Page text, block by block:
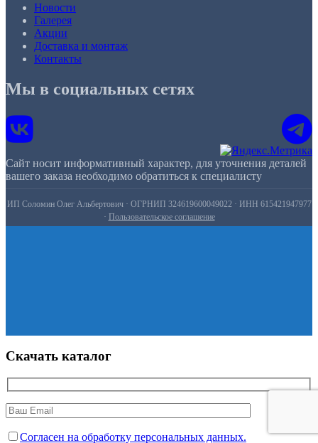
Новости
Галерея
Акции
Доставка и монтаж
Контакты
Мы в социальных сетях
Сайт носит информативный характер, для уточнения деталей
вашего заказа необходимо обратиться к специалисту
ИП Соломин Олег Альбертович · ОГРНИП 324619600049022 · ИНН 615421947977
· Пользовательское соглашение
Скачать каталог
Согласен на обработку персональных данных.